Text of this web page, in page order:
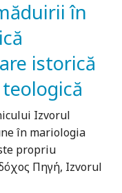
în
istorică
Izvorul
în mariologia
propriu
Πηγή, Izvorul